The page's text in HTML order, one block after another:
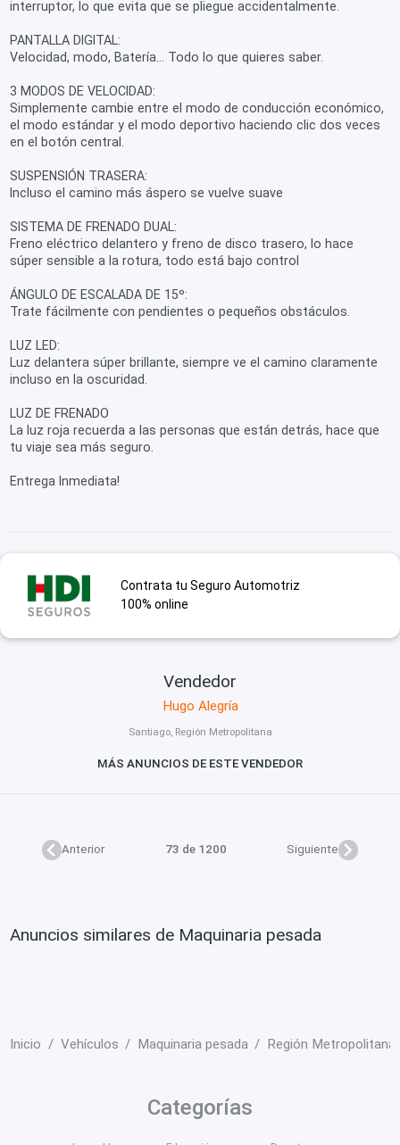
interruptor, lo que evita que se pliegue accidentalmente.
PANTALLA DIGITAL:
Velocidad, modo, Batería... Todo lo que quieres saber.
3 MODOS DE VELOCIDAD:
Simplemente cambie entre el modo de conducción económico,
el modo estándar y el modo deportivo haciendo clic dos veces
en el botón central.
SUSPENSIÓN TRASERA:
Incluso el camino más áspero se vuelve suave
SISTEMA DE FRENADO DUAL:
Freno eléctrico delantero y freno de disco trasero, lo hace
súper sensible a la rotura, todo está bajo control
ÁNGULO DE ESCALADA DE 15º:
Trate fácilmente con pendientes o pequeños obstáculos.
LUZ LED:
Luz delantera súper brillante, siempre ve el camino claramente
incluso en la oscuridad.
LUZ DE FRENADO
La luz roja recuerda a las personas que están detrás, hace que
tu viaje sea más seguro.
Entrega Inmediata!
Contrata tu Seguro Automotriz
100% online
Vendedor
Hugo Alegría
Santiago, Región Metropolitana
MÁS ANUNCIOS DE ESTE VENDEDOR
Anterior 73 de 1200 Siguiente
Anuncios similares de Maquinaria pesada
Inicio Vehículos Maquinaria pesada Región Metropolitana
Categorías